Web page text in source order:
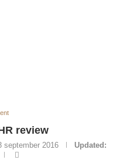
review
september 2016
Updated: